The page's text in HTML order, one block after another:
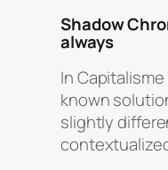
Shadow
always
In
known
slightly